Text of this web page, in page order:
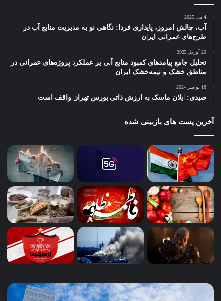
4 می 2025
آب، چالش امروز، پایداری فردا: نگاهی نو به مدیریت منابع آب در
طرح‌های عمرانی ایران
20 آوریل 2025
تحلیل جامع پیامدهای کمبود منابع آبی بر عملکرد پروژه‌های عمرانی در
مناطق خشک و نیمه‌خشک ایران
18 نوامبر 2024
صیدی: ایلان ماسک به ارزش ذاتی بورس تهران واقف است
آخرین پست های بازبینی شده
ساخت